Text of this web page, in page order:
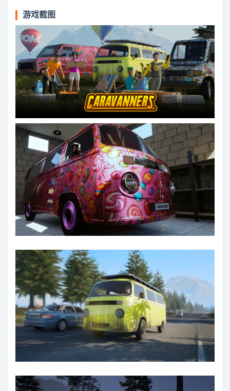
游戏截图